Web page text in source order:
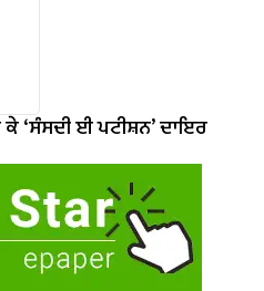
‘ਸੰਸਦੀ ਈ ਪਟੀਸ਼ਨ’ ਦਾਇਰ